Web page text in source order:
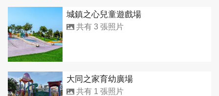
城鎮之心兒童遊戲場
共有 3 張照片
大同之家育幼廣場
共有 1 張照片